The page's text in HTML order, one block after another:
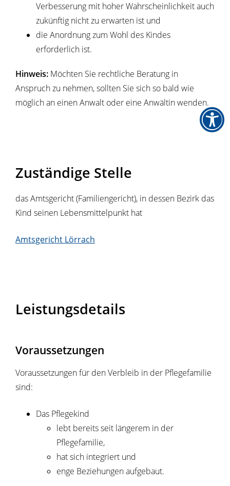
Verbesserung mit hoher Wahrscheinlichkeit auch
zukünftig nicht zu erwarten ist und
die Anordnung zum Wohl des Kindes
erforderlich ist.
Hinweis: Möchten Sie rechtliche Beratung in
Anspruch zu nehmen, sollten Sie sich so bald wie
möglich an einen Anwalt oder eine Anwältin wenden.
Zuständige Stelle
das Amtsgericht (Familiengericht), in dessen Bezirk das
Kind seinen Lebensmittelpunkt hat
Amtsgericht Lörrach
Leistungsdetails
Voraussetzungen
Voraussetzungen für den Verbleib in der Pflegefamilie
sind:
Das Pflegekind
lebt bereits seit längerem in der
Pflegefamilie,
hat sich integriert und
enge Beziehungen aufgebaut.